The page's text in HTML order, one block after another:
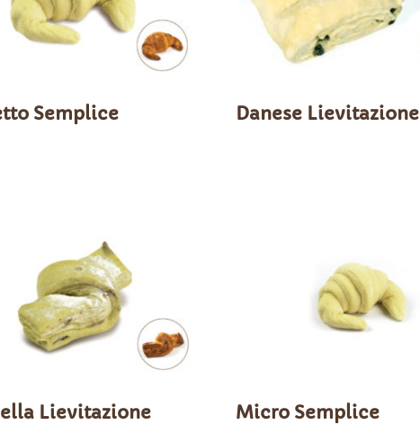
Semplice Danese Lievitazione
Lievitazione Micro Semplice